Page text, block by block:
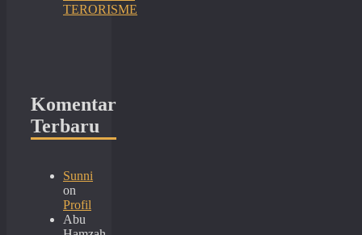
TERORISME
Komentar
Terbaru
Sunni
on
Profil
Abu